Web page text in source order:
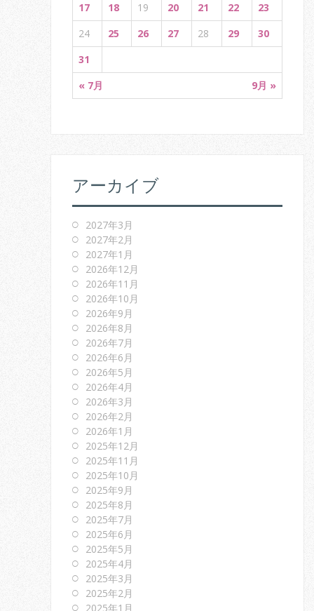
« 7月 9月 »
17
18 19 20 21 22
23
24
25 26 27 28 29
30
31
アーカイブ
2027年3月
2027年2月
2027年1月
2026年12月
2026年11月
2026年10月
2026年9月
2026年8月
2026年7月
2026年6月
2026年5月
2026年4月
2026年3月
2026年2月
2026年1月
2025年12月
2025年11月
2025年10月
2025年9月
2025年8月
2025年7月
2025年6月
2025年5月
2025年4月
2025年3月
2025年2月
2025年1月